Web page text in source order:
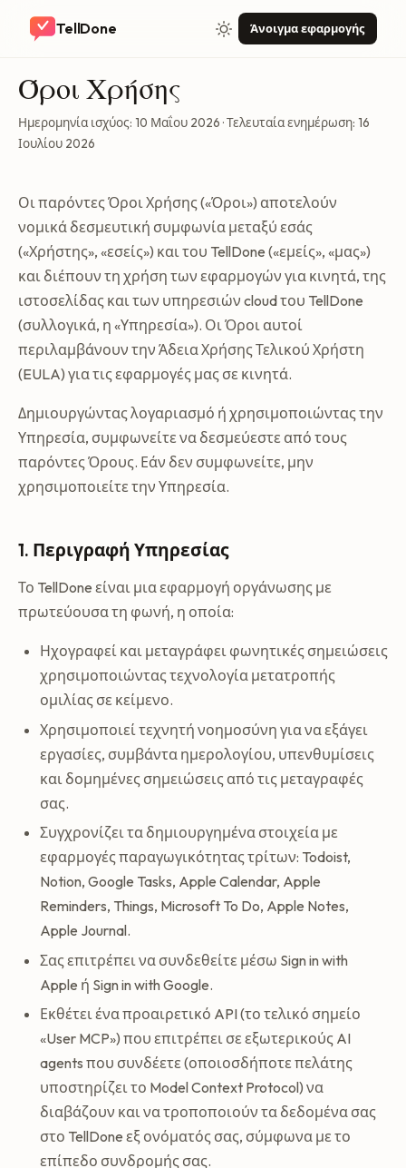
TellDone Άνοιγμα εφαρμογής
Όροι Χρήσης
Ημερομηνία ισχύος: 10 Μαΐου 2026 · Τελευταία ενημέρωση: 16
Ιουλίου 2026
Οι παρόντες Όροι Χρήσης («Όροι») αποτελούν
νομικά δεσμευτική συμφωνία μεταξύ εσάς
(«Χρήστης», «εσείς») και του TellDone («εμείς», «μας»)
και διέπουν τη χρήση των εφαρμογών για κινητά, της
ιστοσελίδας και των υπηρεσιών cloud του TellDone
(συλλογικά, η «Υπηρεσία»). Οι Όροι αυτοί
περιλαμβάνουν την Άδεια Χρήσης Τελικού Χρήστη
(EULA) για τις εφαρμογές μας σε κινητά.
Δημιουργώντας λογαριασμό ή χρησιμοποιώντας την
Υπηρεσία, συμφωνείτε να δεσμεύεστε από τους
παρόντες Όρους. Εάν δεν συμφωνείτε, μην
χρησιμοποιείτε την Υπηρεσία.
1. Περιγραφή Υπηρεσίας
Το TellDone είναι μια εφαρμογή οργάνωσης με
πρωτεύουσα τη φωνή, η οποία:
Ηχογραφεί και μεταγράφει φωνητικές σημειώσεις
χρησιμοποιώντας τεχνολογία μετατροπής
ομιλίας σε κείμενο.
Χρησιμοποιεί τεχνητή νοημοσύνη για να εξάγει
εργασίες, συμβάντα ημερολογίου, υπενθυμίσεις
και δομημένες σημειώσεις από τις μεταγραφές
σας.
Συγχρονίζει τα δημιουργημένα στοιχεία με
εφαρμογές παραγωγικότητας τρίτων: Todoist,
Notion, Google Tasks, Apple Calendar, Apple
Reminders, Things, Microsoft To Do, Apple Notes,
Apple Journal.
Σας επιτρέπει να συνδεθείτε μέσω Sign in with
Apple ή Sign in with Google.
Εκθέτει ένα προαιρετικό API (το τελικό σημείο
«User MCP») που επιτρέπει σε εξωτερικούς AI
agents που συνδέετε (οποιοσδήποτε πελάτης
υποστηρίζει το Model Context Protocol) να
διαβάζουν και να τροποποιούν τα δεδομένα σας
στο TellDone εξ ονόματός σας, σύμφωνα με το
επίπεδο συνδρομής σας.